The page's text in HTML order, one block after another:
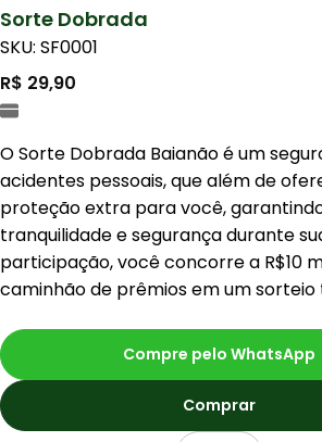
Sorte Dobrada
SKU: SF0001
R$ 29,90
O Sorte Dobrada Baianão é um
acidentes pessoais, que além de
proteção extra para você,
tranquilidade e segurança durante
participação, você concorre a R$10
caminhão de prêmios em um sorteio
Comprar
Compre pelo WhatsApp